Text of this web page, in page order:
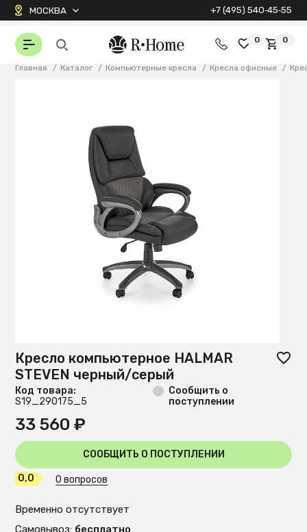
МОСКВА +7 (495) 540‑45‑55
0 0
Главная / Каталог / Компьютерные кресла / Кресла офисные /
Кресло компьютерное HALMAR
STEVEN черный/серый
Код товара:
S19_290175_5
Сообщить о
поступлении
33 560 ₽
СООБЩИТЬ О ПОСТУПЛЕНИИ
0,0 0 вопросов
Временно отсутствует
Самовывоз: бесплатно